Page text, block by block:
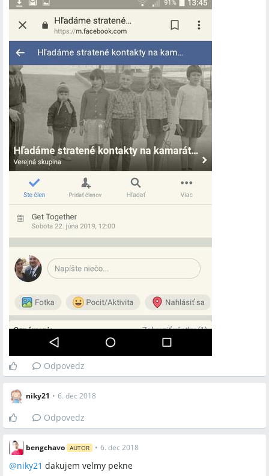
Odpovedz
niky21 • 6. dec 2018
Odpovedz
bengchavo AUTOR • 6. dec 2018
@niky21 dakujem velmy pekne